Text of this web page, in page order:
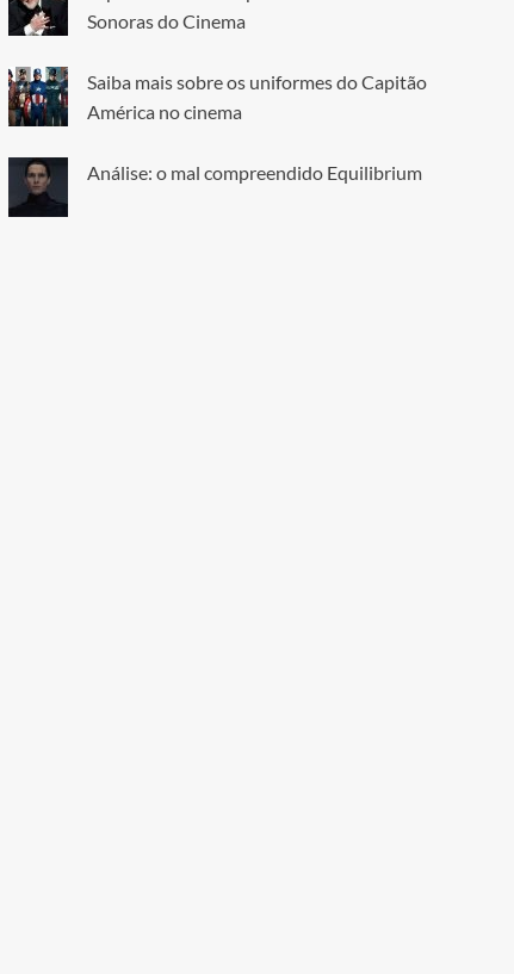
Sonoras do Cinema
Saiba mais sobre os uniformes do Capitão
América no cinema
Análise: o mal compreendido Equilibrium